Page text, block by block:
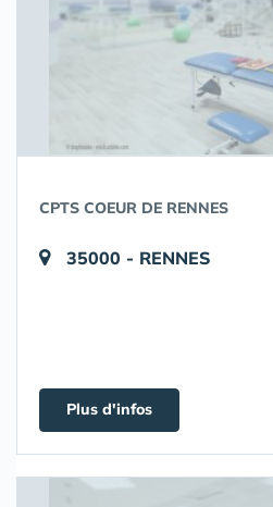
CPTS COEUR DE RENNES
35000 - RENNES
Plus d'infos